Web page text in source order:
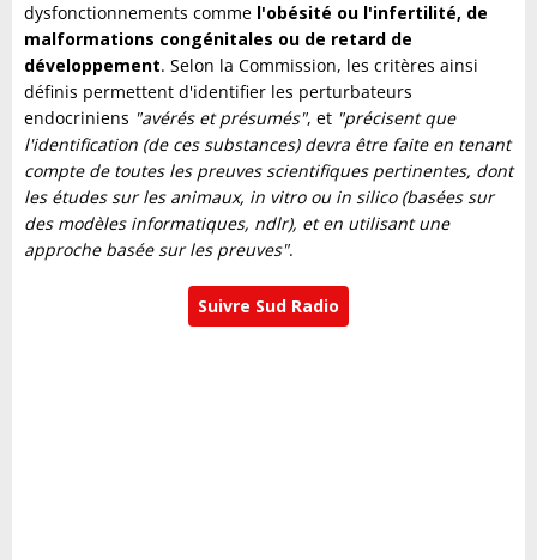
dysfonctionnements comme l'obésité ou l'infertilité, de
malformations congénitales ou de retard de
développement. Selon la Commission, les critères ainsi
définis permettent d'identifier les perturbateurs
endocriniens "avérés et présumés", et "précisent que
l'identification (de ces substances) devra être faite en tenant
compte de toutes les preuves scientifiques pertinentes, dont
les études sur les animaux, in vitro ou in silico (basées sur
des modèles informatiques, ndlr), et en utilisant une
approche basée sur les preuves".
Suivre Sud Radio